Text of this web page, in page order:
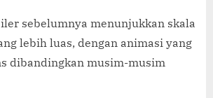
sebelumnya menunjukkan skala
lebih luas, dengan animasi yang
dibandingkan musim-musim